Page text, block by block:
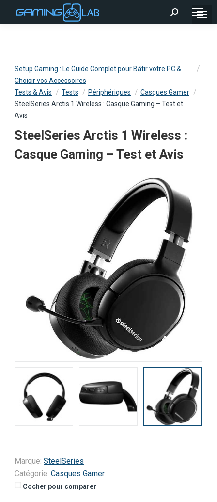
Recherche
Setup Gaming : Le Guide Complet pour Bâtir votre PC &
Choisir vos Accessoires
Tests & Avis
Tests Périphériques
Casques Gamer
SteelSeries Arctis 1 Wireless : Casque Gaming – Test et
Avis
SteelSeries Arctis 1 Wireless :
Casque Gaming – Test et Avis
Marque: SteelSeries
Catégorie: Casques Gamer
Cocher pour comparer